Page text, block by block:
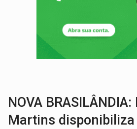
FTICCO e Força Tática
INCLUSÃO:Prefeitura fortalece
DEFESA: Exército testa
TRANSPARÊNCIA:
NOVA BRASILÂNDIA:
Martins